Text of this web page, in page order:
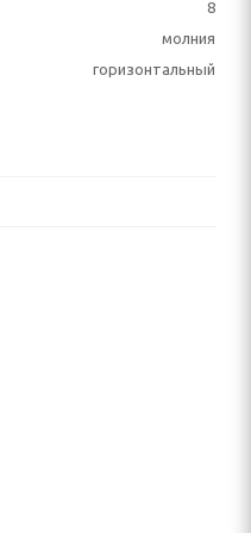
8
молния
горизонтальный